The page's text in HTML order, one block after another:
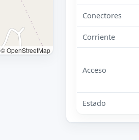
© OpenStreetMap
Conectores
Corriente
Acceso
Estado